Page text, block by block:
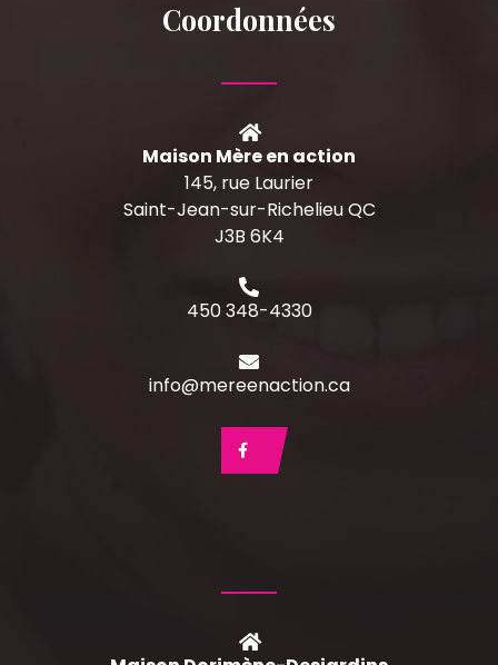
Coordonnées
Maison Mère en action
145, rue Laurier
Saint-Jean-sur-Richelieu QC
J3B 6K4
450 348-4330
info@mereenaction.ca